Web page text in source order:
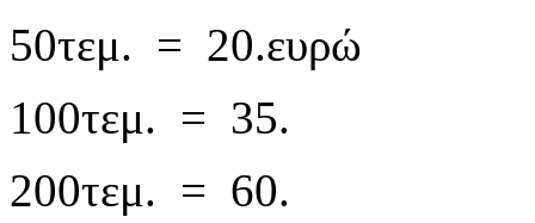
50τεμ. = 20.ευρώ
100τεμ. = 35.
200τεμ. = 60.